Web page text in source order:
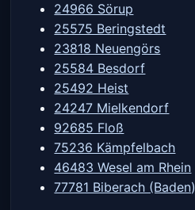
24966 Sörup
25575 Beringstedt
23818 Neuengörs
25584 Besdorf
25492 Heist
24247 Mielkendorf
92685 Floß
75236 Kämpfelbach
46483 Wesel am Rhein
77781 Biberach (Baden)